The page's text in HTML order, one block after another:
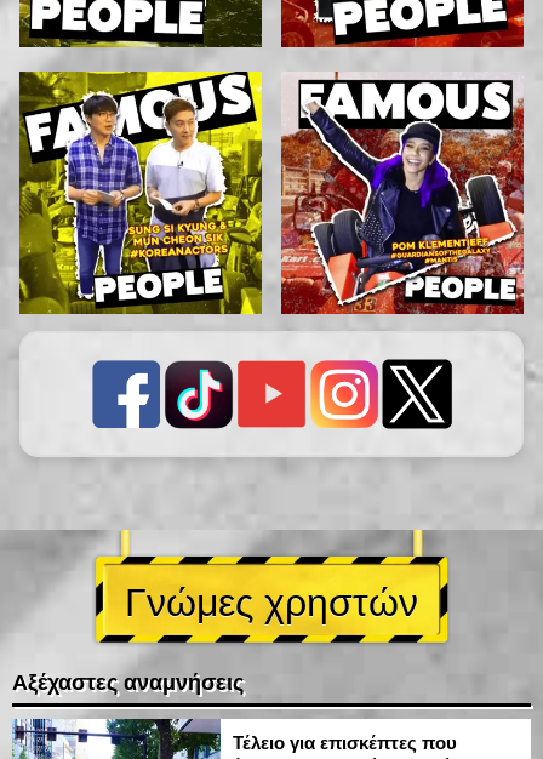
Γνώμες χρηστών
Αξέχαστες αναμνήσεις
Τέλειο για επισκέπτες που